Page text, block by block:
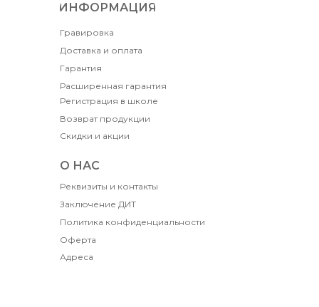
Скидки и акции
ИНФОРМАЦИЯ
Доставка и оплата
Гравировка
Гарантия
Регистрация в школе
Возврат продукции
Расширенная гарантия
О НАС
Реквизиты и контакты
Заключение ДИТ
Политика конфиденциальности
Оферта
Адреса